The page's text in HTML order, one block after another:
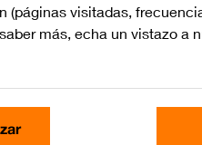
(páginas visitadas,
más, echa un vistazo a